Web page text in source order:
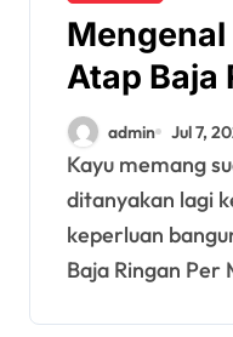
Atap Baja
Meter
admin Jul 7,
Kayu memang sudah tidak perlu
ditanyakan lagi
keperluan
Baja Ringan